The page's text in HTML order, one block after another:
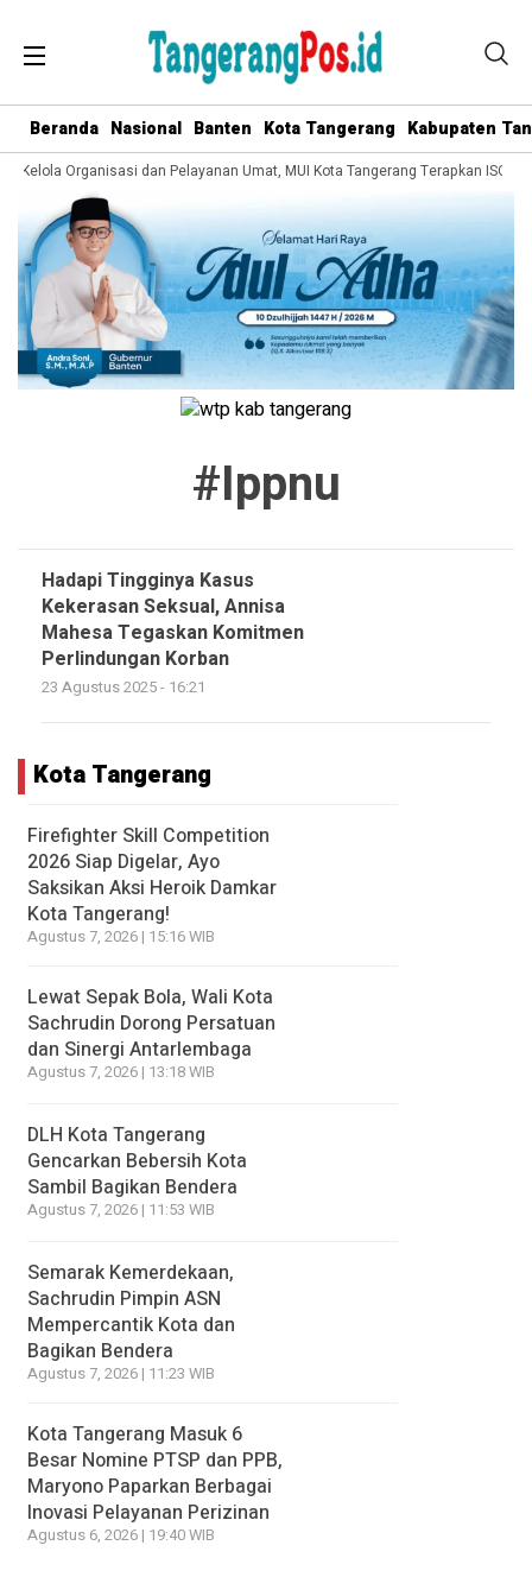
Beranda Nasional Banten Kota Tangerang Kabupaten
Kelola Organisasi dan Pelayanan Umat, MUI Kota Tangerang Terapkan ISO
#ippnu
Hadapi Tingginya Kasus
Kekerasan Seksual, Annisa
Mahesa Tegaskan Komitmen
Perlindungan Korban
23 Agustus 2025 - 16:21
Kota Tangerang
Firefighter Skill Competition
2026 Siap Digelar, Ayo
Saksikan Aksi Heroik Damkar
Kota Tangerang!
Agustus 7, 2026 | 15:16 WIB
Lewat Sepak Bola, Wali Kota
Sachrudin Dorong Persatuan
dan Sinergi Antarlembaga
Agustus 7, 2026 | 13:18 WIB
DLH Kota Tangerang
Gencarkan Bebersih Kota
Sambil Bagikan Bendera
Agustus 7, 2026 | 11:53 WIB
Semarak Kemerdekaan,
Sachrudin Pimpin ASN
Mempercantik Kota dan
Bagikan Bendera
Agustus 7, 2026 | 11:23 WIB
Kota Tangerang Masuk 6
Besar Nomine PTSP dan PPB,
Maryono Paparkan Berbagai
Inovasi Pelayanan Perizinan
Agustus 6, 2026 | 19:40 WIB